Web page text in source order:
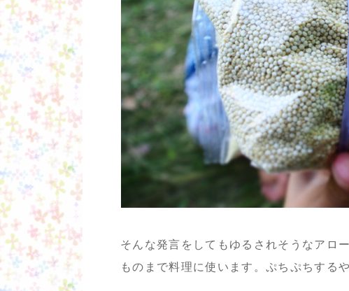
そんな発言をしてもゆるされそうなアロ
ものまで料理に使います。ぷちぷちするや